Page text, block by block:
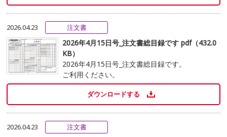
2026.04.23 注文書
2026年4月15日号_注文書総目録です pdf（432.0
KB）
2026年4月15日号_注文書総目録です。
ご利用ください。
ダウンロードする
2026.04.23 注文書